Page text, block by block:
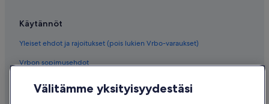
Käytännöt
Yleiset ehdot ja rajoitukset (pois lukien Vrbo-varaukset)
Vrbon sopimusehdot
Välitämme yksityisyydestäsi